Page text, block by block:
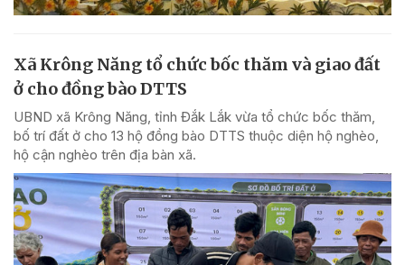
Xã Krông Năng tổ chức bốc thăm và giao đất
ở cho đồng bào DTTS
UBND xã Krông Năng, tỉnh Đắk Lắk vừa tổ chức bốc thăm,
bố trí đất ở cho 13 hộ đồng bào DTTS thuộc diện hộ nghèo,
hộ cận nghèo trên địa bàn xã.